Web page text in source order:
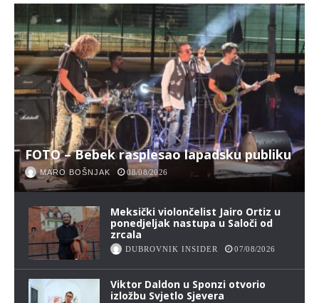
FOTO – Bebek rasplesao lapadsku publiku
MARO BOŠNJAK 08/08/2026
Meksički violončelist Jairo Ortiz u
ponedjeljak nastupa u Saloči od
zrcala
DUBROVNIK INSIDER 07/08/2026
Viktor Daldon u Sponzi otvorio
izložbu Svjetlo Sjevera